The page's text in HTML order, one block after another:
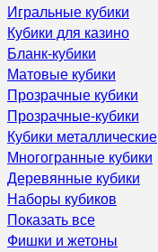
Игральные кубики
Кубики для казино
Бланк-кубики
Матовые кубики
Прозрачные кубики
Прозрачные-кубики
Кубики металлические
Многогранные кубики
Деревянные кубики
Наборы кубиков
Показать все
Фишки и жетоны